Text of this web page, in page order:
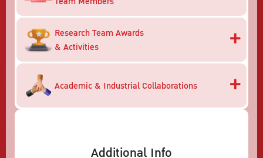
Research Team Awards
& Activities
Academic & Industrial Collaborations
Additional Info